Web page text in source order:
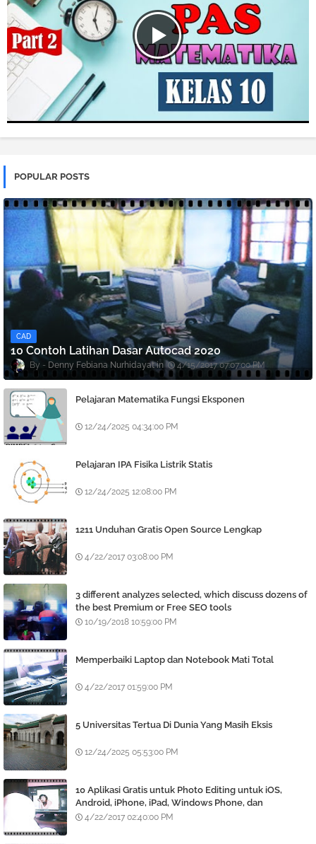
POPULAR POSTS
CAD
10 Contoh Latihan Dasar Autocad 2020
Denny Febiana Nurhidayat 4/15/2017 07:07:00 PM
Pelajaran Matematika Fungsi Eksponen
12/24/2025 04:34:00 PM
Pelajaran IPA Fisika Listrik Statis
12/24/2025 12:08:00 PM
1211 Unduhan Gratis Open Source Lengkap
4/22/2017 03:08:00 PM
3 different analyzes selected, which discuss dozens of
the best Premium or Free SEO tools
10/19/2018 10:59:00 PM
Memperbaiki Laptop dan Notebook Mati Total
4/22/2017 01:59:00 PM
5 Universitas Tertua Di Dunia Yang Masih Eksis
12/24/2025 05:53:00 PM
10 Aplikasi Gratis untuk Photo Editing untuk iOS,
Android, iPhone, iPad, Windows Phone, dan
BlackBerry
4/22/2017 02:40:00 PM